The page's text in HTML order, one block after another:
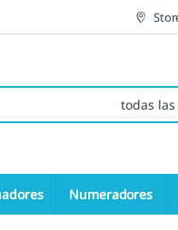
Numeradores